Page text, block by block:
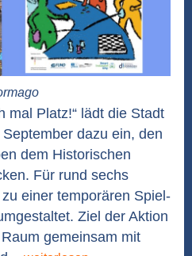
mal Platz!“ lädt die Stadt
dazu ein, den
dem Historischen
Für rund sechs
einer temporären Spiel-
Ziel der Aktion
gemeinsam mit